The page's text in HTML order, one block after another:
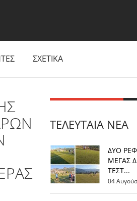
ΣΧΕΤΙΚΑ
ΤΕΛΕΥΤΑΊΑ ΝΈΑ
ΔΥΟ
ΜΕΓΑΣ
ΤΕΣΤ...
04